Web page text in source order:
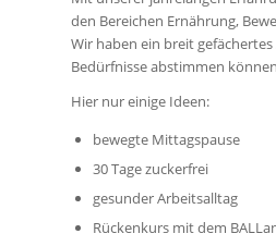
den Bereichen Ernährung,
Wir haben ein breit
Bedürfnisse abstimmen
Hier nur einige Ideen:
bewegte Mittagspause
30 Tage zuckerfrei
gesunder Arbeitsalltag
Rückenkurs mit dem